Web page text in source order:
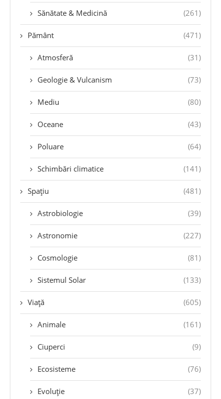
Sănătate & Medicină (261)
Pământ (471)
Atmosferă (31)
Geologie & Vulcanism (73)
Mediu (80)
Oceane (43)
Poluare (64)
Schimbări climatice (141)
Spațiu (481)
Astrobiologie (39)
Astronomie (227)
Cosmologie (81)
Sistemul Solar (133)
Viață (605)
Animale (161)
Ciuperci (9)
Ecosisteme (76)
Evoluție (37)